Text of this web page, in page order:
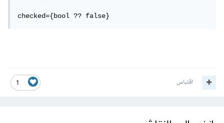
checked={bool ?? false}
1 اقتباس